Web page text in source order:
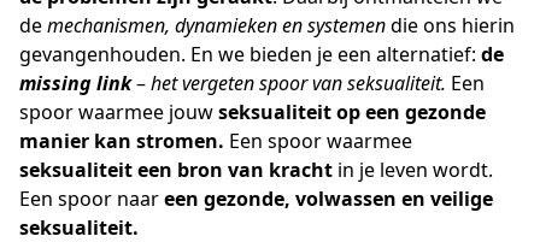
de mechanismen, dynamieken en systemen die ons hierin
gevangenhouden. En we bieden je een alternatief:
missing link – het vergeten spoor van seksualiteit. Een
spoor waarmee jouw seksualiteit op een gezonde
manier kan stromen.
seksualiteit een bron van kracht in je leven wordt.
Een spoor naar een gezonde, volwassen en veilige
seksualiteit.